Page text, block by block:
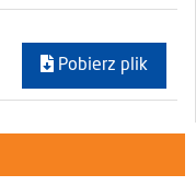
Pobierz plik